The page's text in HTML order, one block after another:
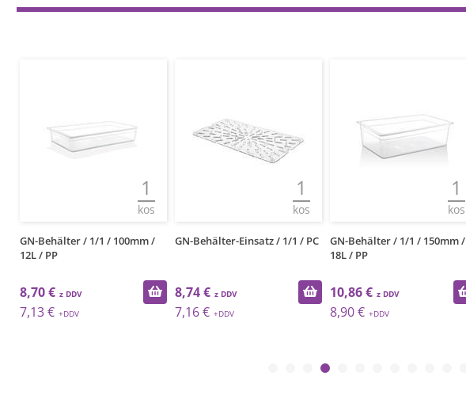
1
kos
GN-Behälter / 1/1 / 100mm /
12L / PP
8,70 €
7,13 €
1
kos
GN-Behälter-Einsatz / 1/1 / PC
8,74 €
7,16 €
1
kos
GN-Behälter / 1/1 / 150mm /
18L / PP
10,86 €
8,90 €